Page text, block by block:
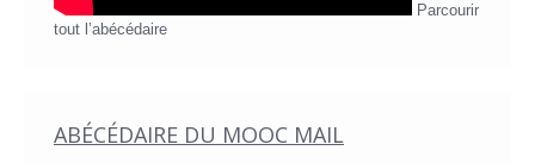
Parcourir
tout l’abécédaire
ABÉCÉDAIRE DU MOOC MAIL